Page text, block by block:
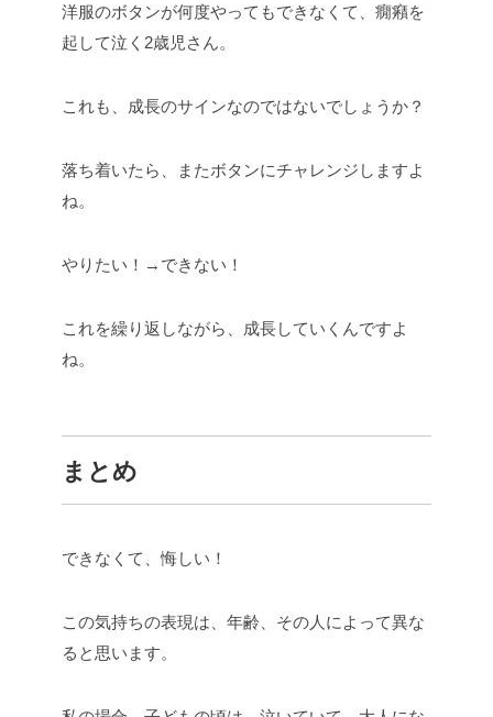
洋服のボタンが何度やってもできなくて、癇癪を
起して泣く2歳児さん。
これも、成長のサインなのではないでしょうか？
落ち着いたら、またボタンにチャレンジしますよ
ね。
やりたい！→できない！
これを繰り返しながら、成長していくんですよ
ね。
まとめ
できなくて、悔しい！
この気持ちの表現は、年齢、その人によって異な
ると思います。